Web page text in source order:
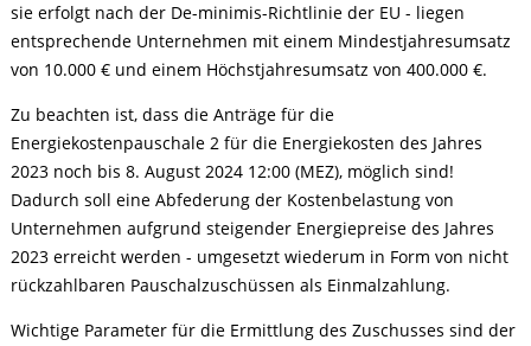
sie erfolgt nach der De-minimis-Richtlinie der EU - liegen
entsprechende Unternehmen mit einem Mindestjahresumsatz
von 10.000 € und einem Höchstjahresumsatz von 400.000 €.
Zu beachten ist, dass die Anträge für die
Energiekostenpauschale 2 für die Energiekosten des Jahres
2023 noch bis 8. August 2024 12:00 (MEZ), möglich sind!
Dadurch soll eine Abfederung der Kostenbelastung von
Unternehmen aufgrund steigender Energiepreise des Jahres
2023 erreicht werden - umgesetzt wiederum in Form von nicht
rückzahlbaren Pauschalzuschüssen als Einmalzahlung.
Wichtige Parameter für die Ermittlung des Zuschusses sind der